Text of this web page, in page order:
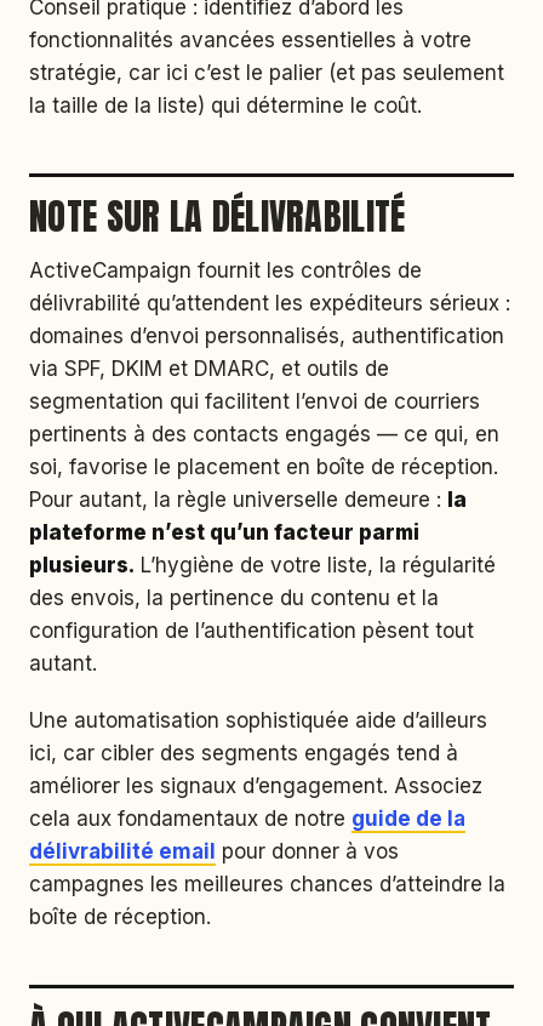
Conseil pratique : identifiez d’abord les
fonctionnalités avancées essentielles à votre
stratégie, car ici c’est le palier (et pas seulement
la taille de la liste) qui détermine le coût.
NOTE SUR LA DÉLIVRABILITÉ
ActiveCampaign fournit les contrôles de
délivrabilité qu’attendent les expéditeurs sérieux :
domaines d’envoi personnalisés, authentification
via SPF, DKIM et DMARC, et outils de
segmentation qui facilitent l’envoi de courriers
pertinents à des contacts engagés — ce qui, en
soi, favorise le placement en boîte de réception.
Pour autant, la règle universelle demeure : la
plateforme n’est qu’un facteur parmi
plusieurs. L’hygiène de votre liste, la régularité
des envois, la pertinence du contenu et la
configuration de l’authentification pèsent tout
autant.
Une automatisation sophistiquée aide d’ailleurs
ici, car cibler des segments engagés tend à
améliorer les signaux d’engagement. Associez
cela aux fondamentaux de notre guide de la
délivrabilité email pour donner à vos
campagnes les meilleures chances d’atteindre la
boîte de réception.